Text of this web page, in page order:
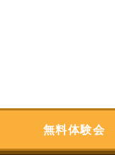
無料体験会